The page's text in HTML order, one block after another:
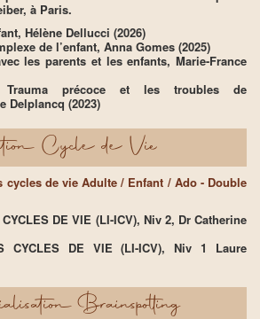
à Paris.
Hélène Dellucci (2026)
de l’enfant, Anna Gomes (2025)
les parents et les enfants, Marie-France
précoce et les troubles de
Delplancq (2023)
Cycle de Vie
cycles de vie Adulte / Enfant / Ado - Double
CYCLES DE VIE (LI-ICV), Niv 2, Dr Catherine
CYCLES DE VIE (LI-ICV), Niv 1 Laure
Brainspotting